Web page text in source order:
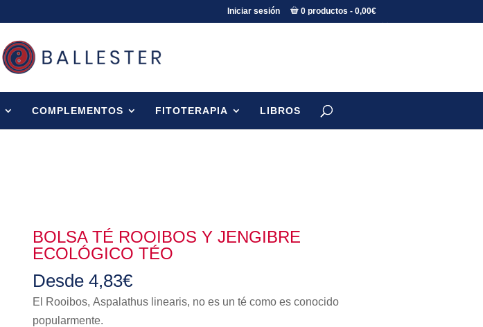
Iniciar sesión 0 productos 0,00€
COMPLEMENTOS FITOTERAPIA LIBROS
BOLSA TÉ ROOIBOS Y JENGIBRE
ECOLÓGICO TÉO
Desde 4,83€
El Rooibos, Aspalathus linearis, no es un té como es conocido
popularmente.